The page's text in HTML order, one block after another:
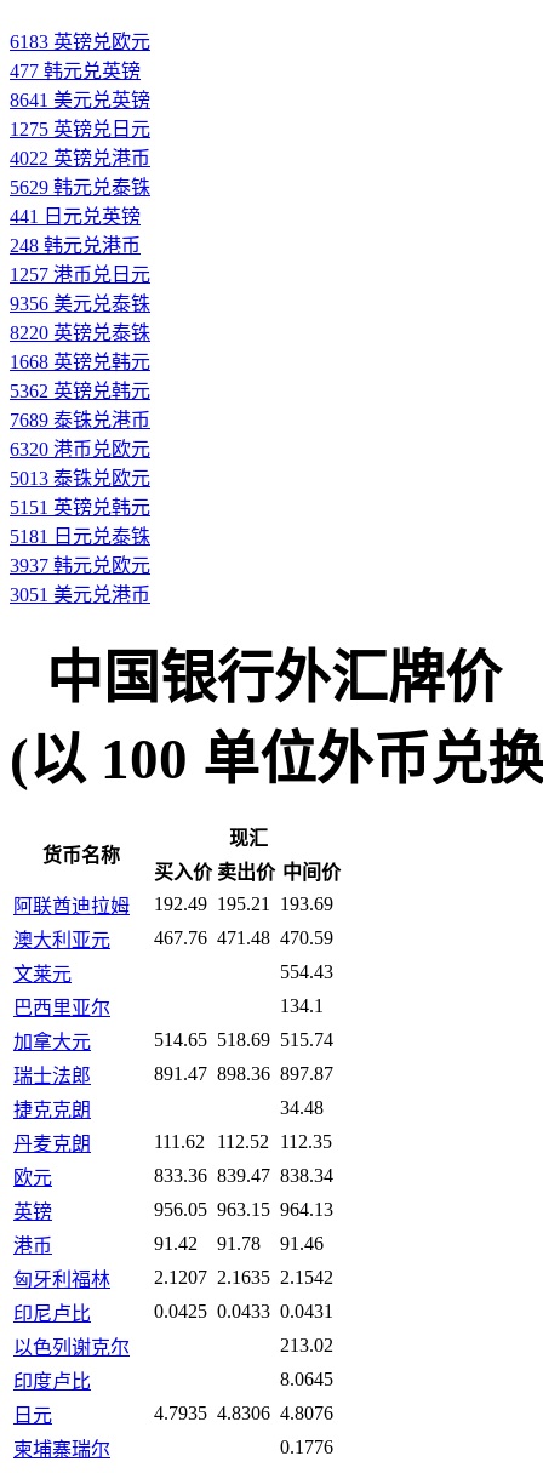
6183 英镑兑欧元
477 韩元兑英镑
8641 美元兑英镑
1275 英镑兑日元
4022 英镑兑港币
5629 韩元兑泰铢
441 日元兑英镑
248 韩元兑港币
1257 港币兑日元
9356 美元兑泰铢
8220 英镑兑泰铢
1668 英镑兑韩元
5362 英镑兑韩元
7689 泰铢兑港币
6320 港币兑欧元
5013 泰铢兑欧元
5151 英镑兑韩元
5181 日元兑泰铢
3937 韩元兑欧元
3051 美元兑港币
中国银行外汇牌价
(以 100 单位外币兑
货币名称
现汇
买入价 卖出价 中间价
阿联酋迪拉姆
192.49 195.21
193.69
澳大利亚元
467.76 471.48 470.59
文莱元
554.43
巴西里亚尔
134.1
加拿大元
514.65 518.69 515.74
瑞士法郎
891.47 898.36 897.87
捷克克朗
34.48
丹麦克朗
111.62 112.52
112.35
欧元
833.36 839.47 838.34
英镑
956.05 963.15 964.13
港币
91.42 91.78
91.46
匈牙利福林
2.1207 2.1635 2.1542
印尼卢比
0.0425 0.0433 0.0431
以色列谢克尔
213.02
印度卢比
8.0645
日元
4.7935 4.8306 4.8076
柬埔寨瑞尔
0.1776